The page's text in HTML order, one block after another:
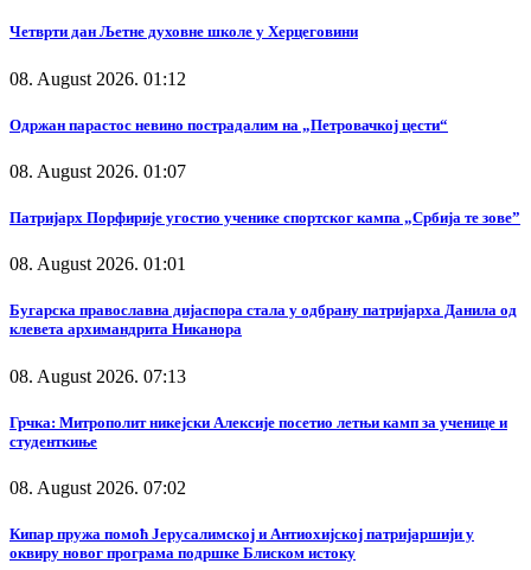
Четврти дан Љетне духовне школе у Херцеговини
08. August 2026. 01:12
Одржан парастос невино пострадалим на „Петровачкој цести“
08. August 2026. 01:07
Патријарх Порфирије угостио ученике спортског кампа „Србија те зове”
08. August 2026. 01:01
Бугарска православна дијаспора стала у одбрану патријарха Данила од
клевета архимандрита Никанора
08. August 2026. 07:13
Грчка: Митрополит никејски Алексије посетио летњи камп за ученице и
студенткиње
08. August 2026. 07:02
Кипар пружа помоћ Јерусалимској и Антиохијској патријаршији у
оквиру новог програма подршке Блиском истоку